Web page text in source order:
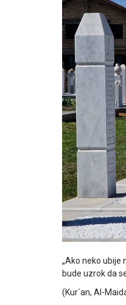
„Ako neko ubije
bude uzrok da
(Kur`an, Al-